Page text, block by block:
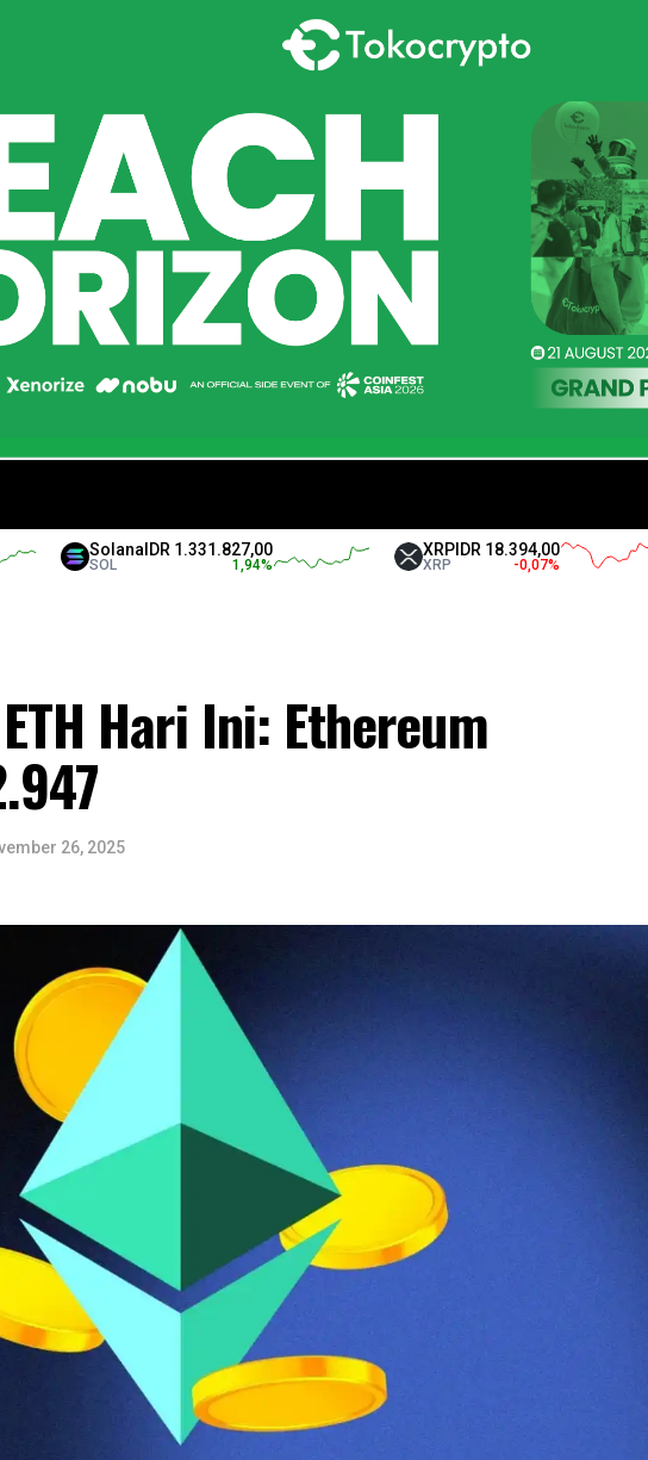
SolanaIDR 1.331.827,00 XRPIDR 18.394,00
Hari Ini: Ethereum
26, 2025